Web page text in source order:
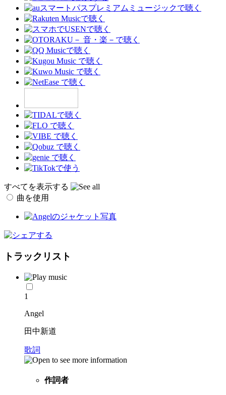
すべてを表示する
曲を使用
トラックリスト
1
Angel
田中新道
歌詞
作詞者